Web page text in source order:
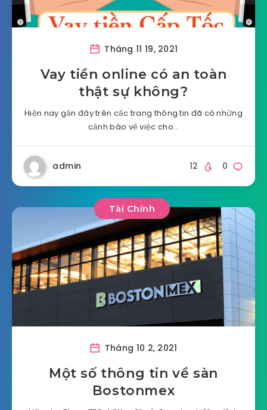
Tháng 11 19, 2021
Vay tiền online có an toàn
thật sự không?
Hiện nay gần đây trên cấc trang thông tin đã có những
cảnh báo về việc cho…
admin 0
12
Tài Chính
Tháng 10 2, 2021
Một số thông tin về sàn
Bostonmex